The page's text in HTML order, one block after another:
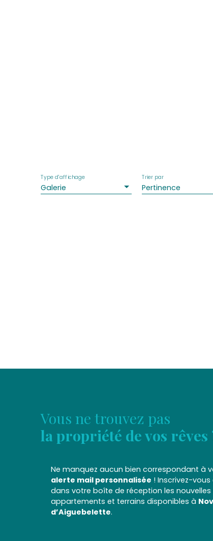
Galerie
Type d'affichage
Pertinence
Trier par
Vous ne trouvez pas
la propriété de vos rêves
Ne manquez aucun bien correspondant à
alerte mail personnalisée ! Inscrivez-
dans votre boîte de réception les
appartements et terrains disponibles à
d’Aiguebelette.